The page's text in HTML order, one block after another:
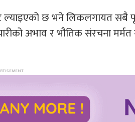
ल्याइएको छ भने लिकलगायत सबै
अभाव र भौतिक संरचना